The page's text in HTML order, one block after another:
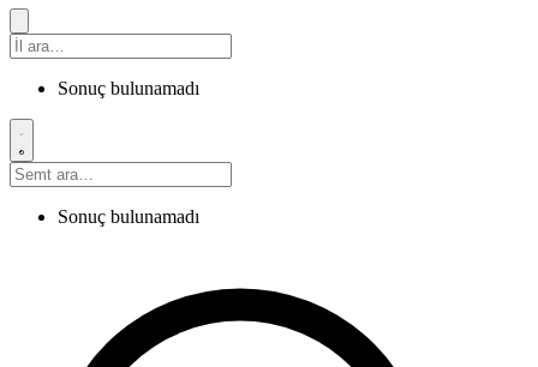
Sonuç bulunamadı
Sonuç bulunamadı